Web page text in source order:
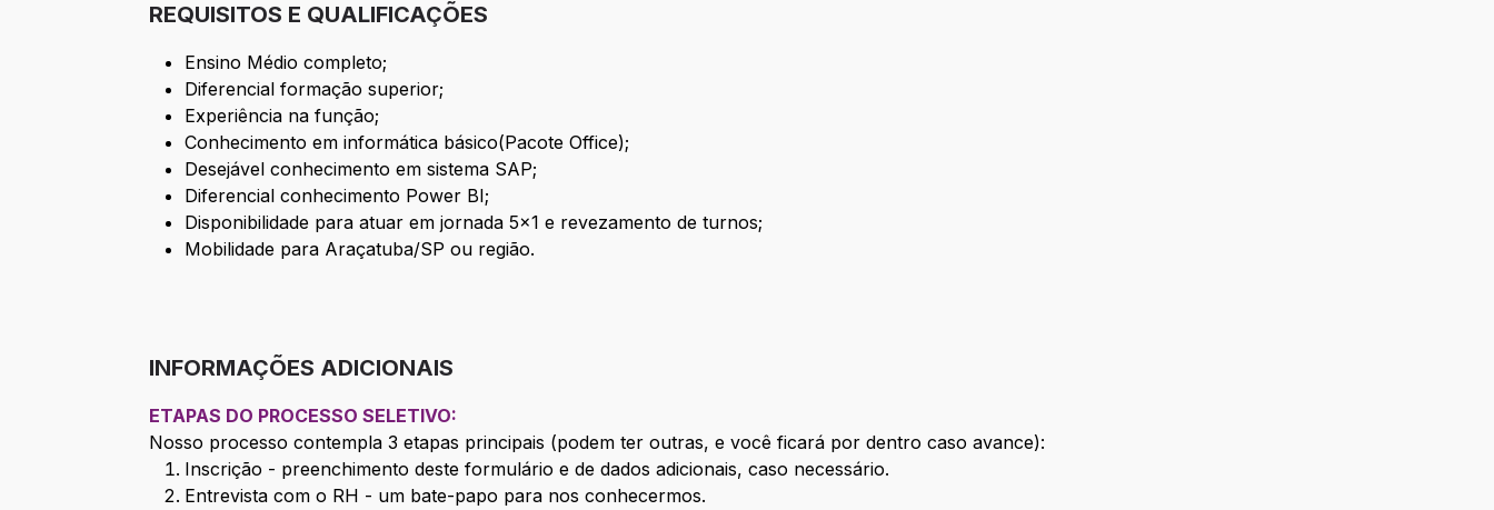
REQUISITOS E QUALIFICAÇÕES
Ensino Médio completo;
Diferencial formação superior;
Experiência na função;
Conhecimento em informática básico(Pacote Office);
Desejável conhecimento em sistema SAP;
Diferencial conhecimento Power BI;
Disponibilidade para atuar em jornada 5x1 e revezamento de turnos;
Mobilidade para Araçatuba/SP ou região.
INFORMAÇÕES ADICIONAIS
ETAPAS DO PROCESSO SELETIVO:
Nosso processo contempla 3 etapas principais (podem ter outras, e você ficará por dentro caso avance):
Inscrição - preenchimento deste formulário e de dados adicionais, caso necessário.
Entrevista com o RH - um bate-papo para nos conhecermos.